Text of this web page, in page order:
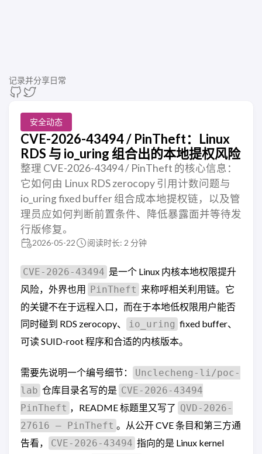
记录并分享日常
安全动态
CVE-2026-43494 / PinTheft：Linux
RDS 与 io_uring 组合出的本地提权风险
整理 CVE-2026-43494 / PinTheft 的核心信息：
它如何由 Linux RDS zerocopy 引用计数问题与
io_uring fixed buffer 组合成本地提权链，以及管
理员应如何判断前置条件、降低暴露面并等待发
行版修复。
2026-05-22 阅读时长: 2 分钟
CVE-2026-43494 是一个 Linux 内核本地权限提升
风险，外界也用 PinTheft 来称呼相关利用链。它
的关键不在于远程入口，而在于本地低权限用户能否
同时碰到 RDS zerocopy、
io_uring fixed buffer、
可读 SUID-root 程序和合适的内核版本。
需要先说明一个编号细节：
Unclecheng-li/poc-
lab 仓库目录名写的是 CVE-2026-43494
PinTheft ，README 标题里又写了 QVD-2026-
27616 — PinTheft 。从公开 CVE 条目和第三方通
告看，
CVE-2026-43494 指向的是 Linux kernel